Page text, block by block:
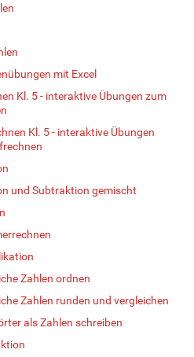
mit Excel
Kl. 5 - interaktive Übungen zum
Kl. 5 - interaktive Übungen
und Subtraktion gemischt
Zahlen ordnen
Zahlen runden und vergleichen
als Zahlen schreiben